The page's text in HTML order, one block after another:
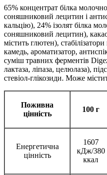
65% концентрат білка
соняшниковий лецитин і
кальцію), 24% ізолят білка
соняшниковий лецитин),
містить глютен),
камедь, ароматизатор,
суміш травних ферментів
лактаза, ліпаза, целюлаза),
стевіол-глікозиди. Може
Поживна
цінність
100 г
Енергетична
цінність
1607
кДж/380
ккал